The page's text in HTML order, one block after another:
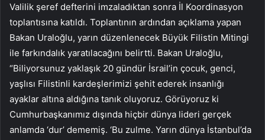
Valilik şeref defterini imzaladıktan sonra İl Koordinasyon
toplantısına katıldı. Toplantının ardından açıklama yapan
Bakan Uraloğlu, yarın düzenlenecek Büyük Filistin Mitingi
ile farkındalık yaratılacağını belirtti. Bakan Uraloğlu,
“Biliyorsunuz yaklaşık 20 gündür İsrail’in çocuk, genci,
yaşlısı Filistinli kardeşlerimizi şehit ederek insanlığı
ayaklar altına aldığına tanık oluyoruz. Görüyoruz ki
Cumhurbaşkanımız dışında hiçbir dünya lideri gerçek
anlamda ‘dur’ dememiş. ‘Bu zulme. Yarın dünya İstanbul’da